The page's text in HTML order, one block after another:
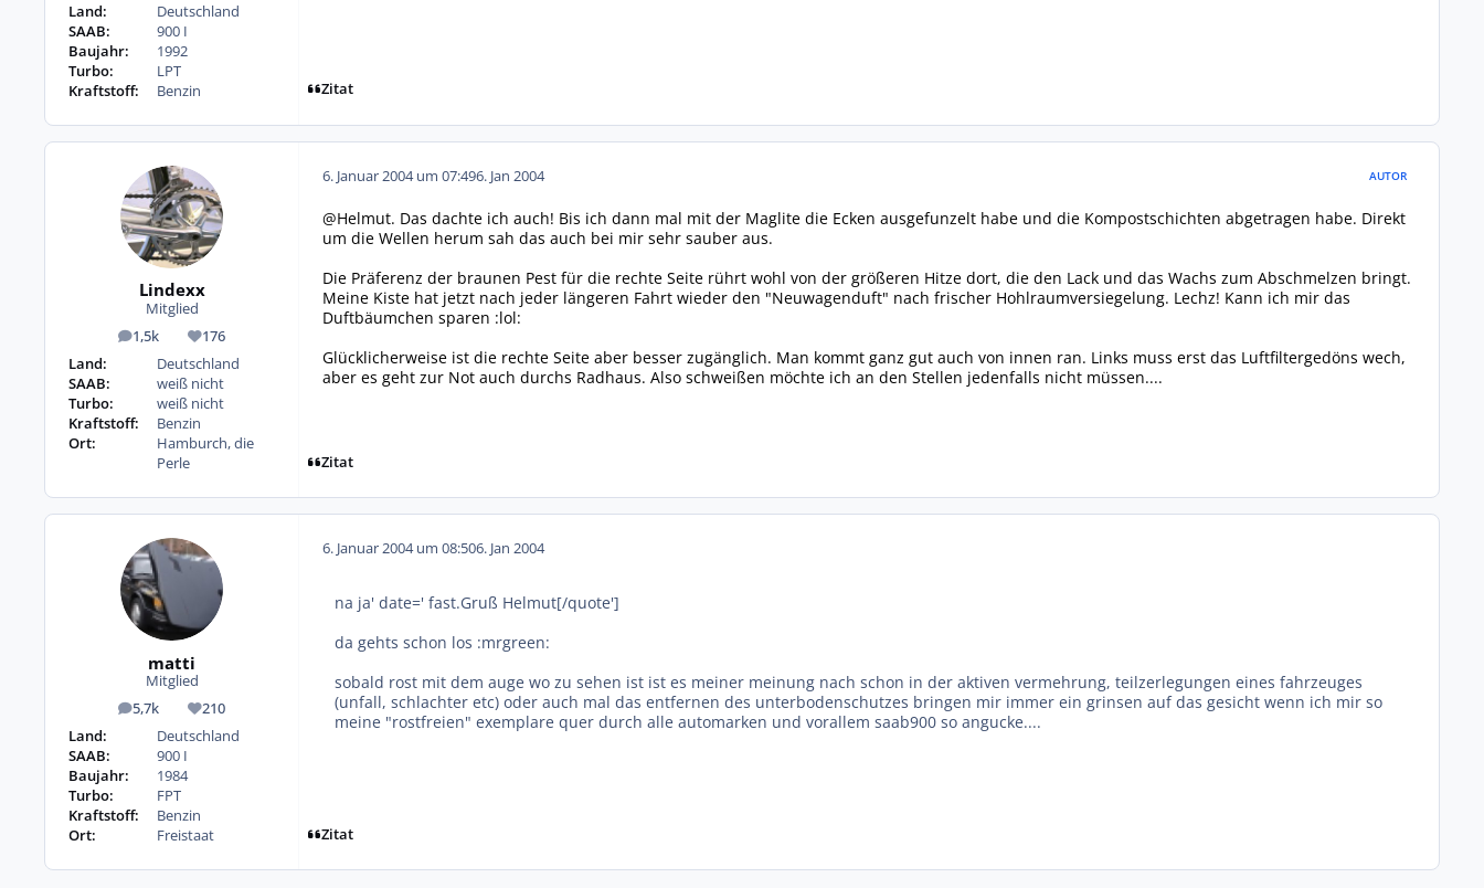
Land:
Deutschland
SAAB:
900 I
Baujahr:
1992
Turbo:
LPT
Kraftstoff:
Benzin Zitat
Lindexx
Mitglied
1,5k
Beiträge 176
Reputation
Land:
Deutschland
SAAB:
weiß nicht
Turbo:
weiß nicht
Kraftstoff:
Benzin
Ort:
Hamburch, die
Perle
6. Januar 2004 um 07:496. Jan 2004 AUTOR
@Helmut. Das dachte ich auch! Bis ich dann mal mit der Maglite die Ecken ausgefunzelt habe und die Kompostschichten abgetragen habe. Direkt
um die Wellen herum sah das auch bei mir sehr sauber aus.
Die Präferenz der braunen Pest für die rechte Seite rührt wohl von der größeren Hitze dort, die den Lack und das Wachs zum Abschmelzen bringt.
Meine Kiste hat jetzt nach jeder längeren Fahrt wieder den "Neuwagenduft" nach frischer Hohlraumversiegelung. Lechz! Kann ich mir das
Duftbäumchen sparen :lol:
Glücklicherweise ist die rechte Seite aber besser zugänglich. Man kommt ganz gut auch von innen ran. Links muss erst das Luftfiltergedöns wech,
aber es geht zur Not auch durchs Radhaus. Also schweißen möchte ich an den Stellen jedenfalls nicht müssen....
Zitat
matti
Mitglied
5,7k
Beiträge 210
Reputation
Land:
Deutschland
SAAB:
900 I
Baujahr:
1984
Turbo:
FPT
Kraftstoff:
Benzin
Ort:
Freistaat
6. Januar 2004 um 08:506. Jan 2004
na ja' date=' fast.Gruß Helmut[/quote']
da gehts schon los :mrgreen:
sobald rost mit dem auge wo zu sehen ist ist es meiner meinung nach schon in der aktiven vermehrung, teilzerlegungen eines fahrzeuges
(unfall, schlachter etc) oder auch mal das entfernen des unterbodenschutzes bringen mir immer ein grinsen auf das gesicht wenn ich mir so
meine "rostfreien" exemplare quer durch alle automarken und vorallem saab900 so angucke....
Zitat